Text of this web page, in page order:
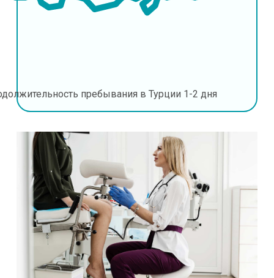
пребывания в Турции 1-2 дня